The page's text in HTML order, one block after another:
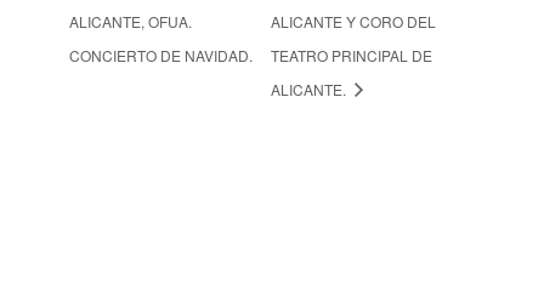
ALICANTE, OFUA.
CONCIERTO DE NAVIDAD.
ALICANTE Y CORO DEL
TEATRO PRINCIPAL DE
ALICANTE.